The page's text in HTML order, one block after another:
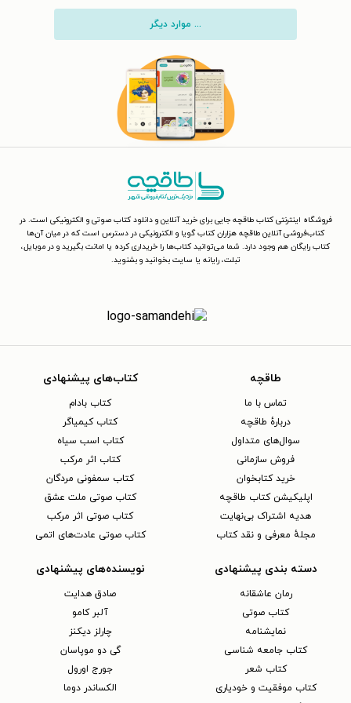
... موارد دیگر
فروشگاه اینترنتی کتاب طاقچه جایی برای خرید آنلاین و دانلود کتاب صوتی و الکترونیکی است. در
کتاب‌فروشی آنلاین طاقچه هزاران کتاب گویا و الکترونیکی در دسترس است که در میان آن‌ها
کتاب رایگان هم وجود دارد. شما می‌توانید کتاب‌ها را خریداری کرده یا امانت بگیرید و در موبایل،
تبلت، رایانه یا سایت بخوانید و بشنوید.
طاقچه
تماس با ما
دربارهٔ طاقچه
سوال‌های متداول
فروش سازمانی
خرید کتابخوان
اپلیکیشن کتاب طاقچه
هدیه اشتراک بی‌نهایت
مجلهٔ معرفی و نقد کتاب
کتاب‌های پیشنهادی
کتاب بادام
کتاب کیمیاگر
کتاب اسب سیاه
کتاب اثر مرکب
کتاب سمفونی مردگان
کتاب صوتی ملت عشق
کتاب صوتی اثر مرکب
کتاب صوتی عادت‌های اتمی
دسته بندی پیشنهادی
رمان عاشقانه
کتاب‌ صوتی
نمایشنامه
کتاب جامعه شناسی
کتاب شعر
کتاب موفقیت و خودیاری
نویسنده‌های پیشنهادی
صادق هدایت
آلبر کامو
چارلز دیکنز
گی دو موپاسان
جورج اورول
الکساندر دوما